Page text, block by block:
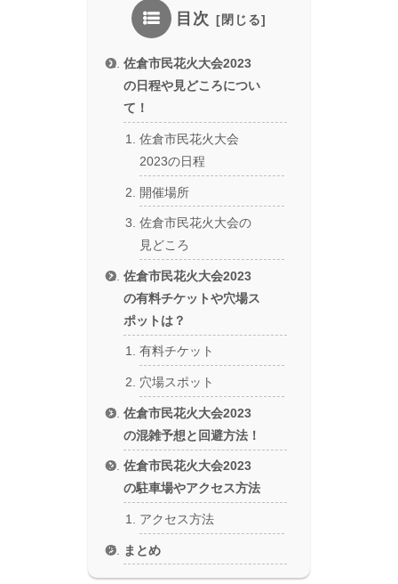
目次
佐倉市民花火大会2023
の日程や見どころについ
て！
佐倉市民花火大会
2023の日程
開催場所
佐倉市民花火大会の
見どころ
佐倉市民花火大会2023
の有料チケットや穴場ス
ポットは？
有料チケット
穴場スポット
佐倉市民花火大会2023
の混雑予想と回避方法！
佐倉市民花火大会2023
の駐車場やアクセス方法
アクセス方法
まとめ